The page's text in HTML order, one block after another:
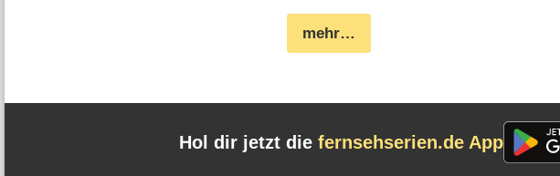
mehr…
Hol dir jetzt die fernsehserien.de App